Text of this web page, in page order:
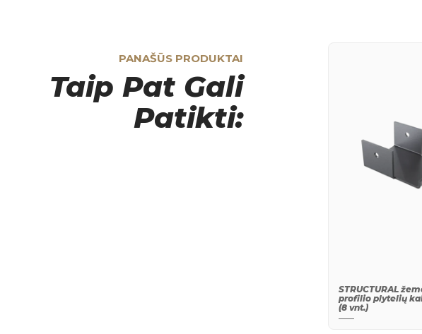
PANAŠŪS PRODUKTAI
Taip Pat Gali
Patikti:
STRUCTURAL
profilio plytelių
(8 vnt.)